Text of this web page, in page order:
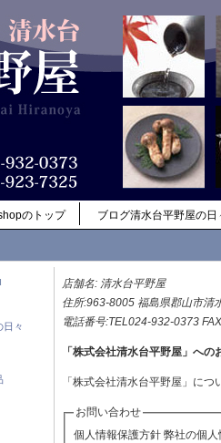
のトップ ブログ清水台平野屋の日
日々
店舗名: 清水台平野屋
住所:963-8005 福島県郡山市清
電話番号:TEL024-932-0373
「株式会社清水台平野屋」への
「株式会社清水台平野屋」に
お問い合わせ
個人情報保護方針 弊社の個人情報保護方針に同意される場合はチェックボックスをクリックしてくださ